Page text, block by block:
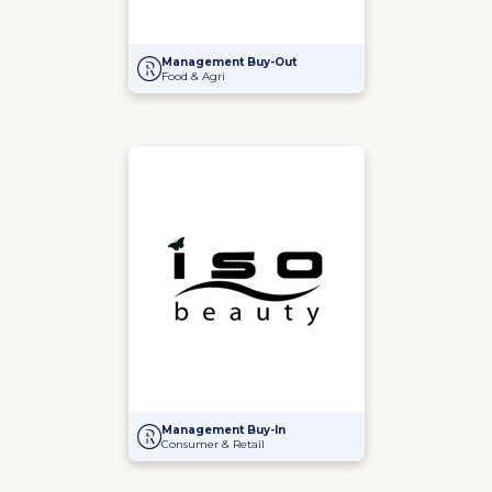
Management Buy-Out bij Brouwmarkt
Management Buy-Out
Food & Agri
Management Buy-In bij Iso Beauty
Management Buy-In
Consumer & Retail